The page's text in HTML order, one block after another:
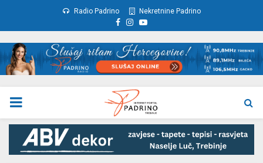
Radio Padrino Nekretnine Padrino
Facebook
Instagram
Youtube
PRIMARY
MENU